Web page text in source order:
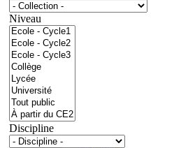
Niveau
Discipline